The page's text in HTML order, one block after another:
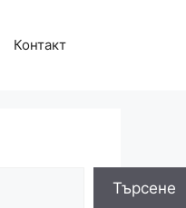
Контакт
Търсене